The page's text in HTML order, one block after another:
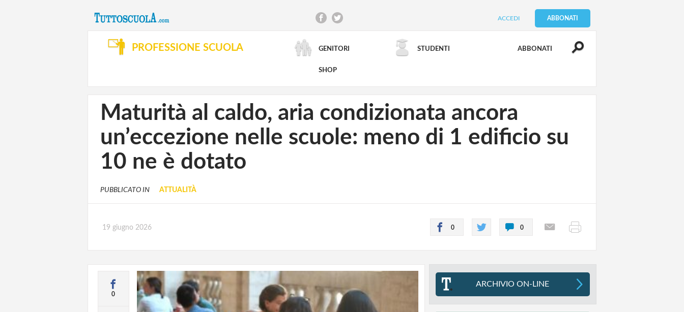
ACCEDI ABBONATI
PROFESSIONE SCUOLA GENITORI STUDENTI ABBONATI
SHOP
RICERCA AVANZATA
Maturità al caldo, aria condizionata ancora
un’eccezione nelle scuole: meno di 1 edificio su
10 ne è dotato
PUBBLICATO IN ATTUALITÀ
19 giugno 2026 0 0
0
ARCHIVIO ON-LINE